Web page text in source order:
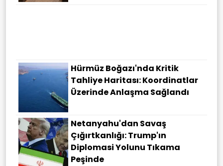
Hürmüz Boğazı'nda Kritik
Tahliye Haritası: Koordinatlar
Üzerinde Anlaşma Sağlandı
Netanyahu'dan Savaş
Çığırtkanlığı: Trump'ın
Diplomasi Yolunu Tıkama
Peşinde